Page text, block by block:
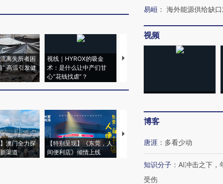
离失所者困
” 高温引发健
视线｜HYROX的吸金
术：是什么让中产们甘
心“花钱找虐”？
马航飞行员跨国走私7万
澳门全力探
渠道
【特别呈现】《东莞，人
间便利店》倾情上线
【推广】走进第四届链博
会，让数智科技“链”接产
有意思
易峘 ： 海外能源供给缺
视频
博客
唐涯 ： 多看少动
知识分子 ： AI冲击之下，
受伤